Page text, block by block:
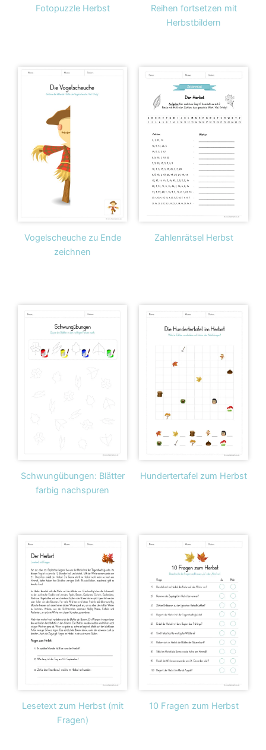
Fotopuzzle Herbst
Reihen fortsetzen mit
Herbstbildern
Vogelscheuche zu Ende
zeichnen
Zahlenrätsel Herbst
Schwungübungen: Blätter
farbig nachspuren
Hundertertafel zum Herbst
Lesetext zum Herbst (mit
Fragen)
10 Fragen zum Herbst